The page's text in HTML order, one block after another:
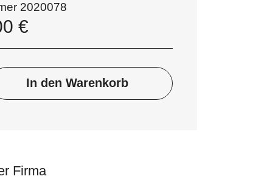
2020078
€
In den Warenkorb
Firma